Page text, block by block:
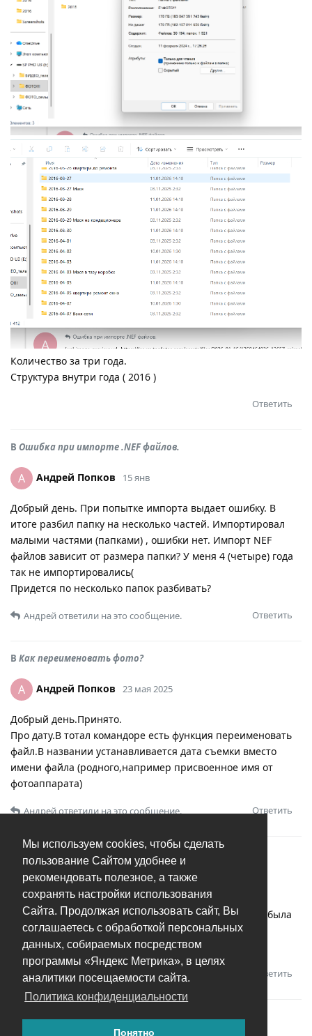
Мы используем cookies, чтобы сделать
пользование Сайтом удобнее и
рекомендовать полезное, а также
сохранять настройки использования
Сайта. Продолжая использовать сайт, Вы
соглашаетесь с обработкой персональных
данных, собираемых посредством
программы «Яндекс Метрика», в целях
аналитики посещаемости сайта.
Политика конфиденциальности
Понятно
Количество за три года.
Структура внутри года ( 2016 )
Ответить
В Ошибка при импорте .NEF файлов.
А Андрей Попков 15 янв
Добрый день. При попытке импорта выдает ошибку. В
итоге разбил папку на несколько частей. Импортировал
малыми частями (папками) , ошибки нет. Импорт NEF
файлов зависит от размера папки? У меня 4 (четыре) года
так не импортировались(
Придется по несколько папок разбивать?
Ответить
Андрейответили на это сообщение.
В Как переименовать фото?
А Андрей Попков 23 мая 2025
Добрый день.Принято.
Про дату.В тотал командоре есть функция переименовать
файл.В названии устанавливается дата съемки вместо
имени файла (родного,например присвоенное имя от
фотоаппарата)
Ответить
Андрейответили на это сообщение.
Как переименовать фото?
А Андрей Попков 22 мая 2025
Добрый день.Как переименовать фото,что бы у всех была
дата?
Не нашел в программе…Или не понял.
Ответить
Андрейответили на это сообщение.